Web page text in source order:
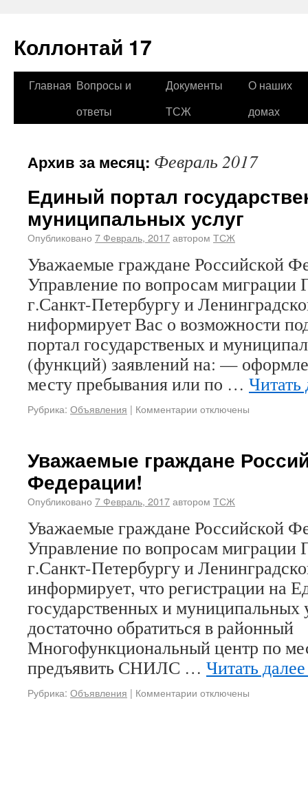
Коллонтай 17
Главная Вопросы и
ответы
Документы
ТСЖ
О наших
домах
Архив за месяц: Февраль 2017
Единый портал
муниципальных услуг
Опубликовано 7 Февраль, 2017автором ТСЖ
Уважаемые граждане Российской
Управление по вопросам
г.Санкт-Петербургу и
ниформирует Вас о возможности
портал государственых и
(функций) заявлений на: —
месту пребывания или по … Читать
Рубрика: Объявления | Комментарии отключены
Уважаемые граждане
Федерации!
Опубликовано 7 Февраль, 2017автором ТСЖ
Уважаемые граждане Российской
Управление по вопросам
г.Санкт-Петербургу и
информирует, что регистрации на
государственных и
достаточно обратиться в районный
Многофункциональный центр по
предъявить СНИЛС … Читать
Рубрика: Объявления | Комментарии отключены